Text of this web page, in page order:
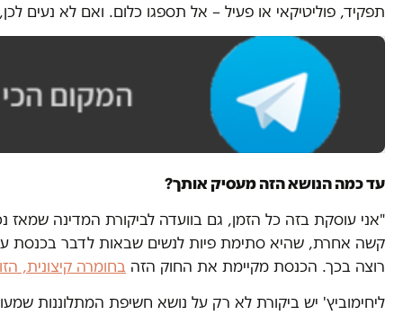
תפקיד, פוליטיקאי או פעיל – אל תספגו כלום. ואם לא נעים
עד כמה הנושא הזה מעסיק אותך?
"אני עוסקת בזה כל הזמן, גם בוועדה לביקורת המדינה שמאז
קשה אחרת, שהיא סתימת פיות לנשים שבאות לדבר בכנסת
רוצה בכך. הכנסת מקיימת את החוק הזה בחומרה קיצונית,
ליחימוביץ' יש ביקורת לא רק על נושא חשיפת המתלוננות